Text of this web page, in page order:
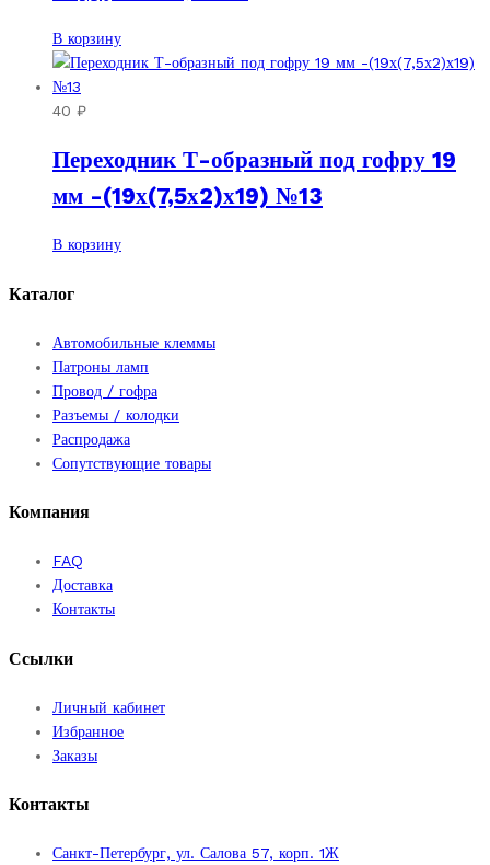
В корзину
40 ₽
Переходник Т-образный под гофру 19
мм -(19х(7,5х2)х19) №13
В корзину
Каталог
Автомобильные клеммы
Патроны ламп
Провод / гофра
Разъемы / колодки
Распродажа
Сопутствующие товары
Компания
FAQ
Доставка
Контакты
Ссылки
Личный кабинет
Избранное
Заказы
Контакты
Санкт-Петербург, ул. Салова 57, корп. 1Ж